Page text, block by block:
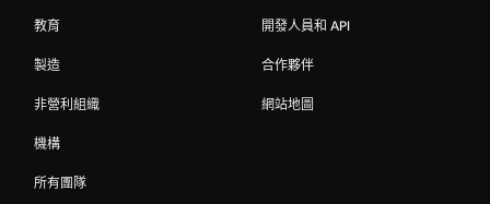
教育
製造
非營利組織
機構
所有團隊
開發人員和 API
合作夥伴
網站地圖